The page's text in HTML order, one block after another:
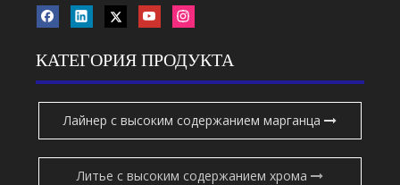
КАТЕГОРИЯ ПРОДУКТА
Лайнер с высоким содержанием марганца
Литье с высоким содержанием хрома